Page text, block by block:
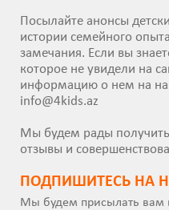
Посылайте анонсы
истории семейного
замечания. Если вы
которое не увидели на
информацию о нем на
info@4kids.az
Мы будем рады
отзывы и
ПОДПИШИТEСЬ НА
Мы будем присылать